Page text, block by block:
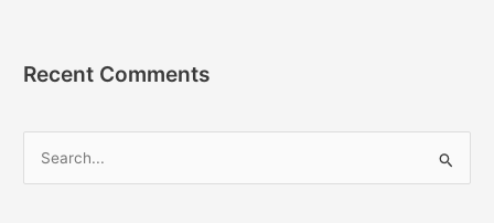
Recent Comments